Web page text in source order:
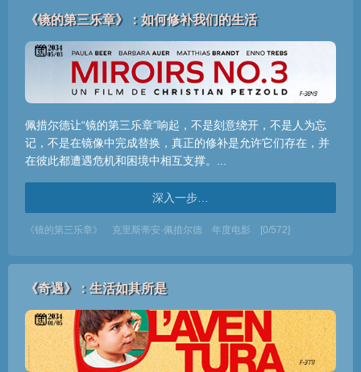
《镜的第三乐章》：如何修补我们的生活
佩措尔德让“镜的第三乐章”响起，不是刻意绕开，不是人为忘
记，不是在镜像中完成替换，真正的修补是允许它们存在，并
在彼此都遭遇危机和困境中相互支撑。...
深入一步…
《镜的第三乐章》 克里斯蒂安·佩措尔德 年度电影 [0/572]
《奇遇》：生活如其所是